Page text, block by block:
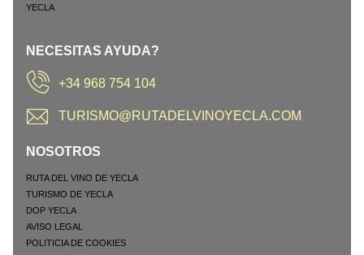
NECESITAS AYUDA?
+34 968 754 104
TURISMO@RUTADELVINOYECLA.COM
NOSOTROS
RUTA DEL VINO DE YECLA
TURISMO DE YECLA
DOP YECLA
AVISO LEGAL
POLITICIA DE COOKIES